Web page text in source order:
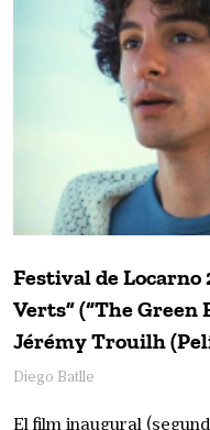
Festival de Locarno
Verts” (“The Green
Jérémy Trouilh
Diego Batlle
El film inaugural